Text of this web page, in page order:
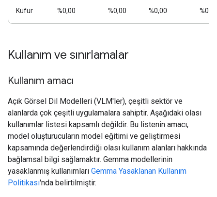
Küfür %0,00 %0,00 %0,00
Kullanım ve sınırlamalar
Kullanım amacı
Açık Görsel Dil Modelleri (VLM'ler), çeşitli sektör ve
alanlarda çok çeşitli uygulamalara sahiptir. Aşağıdaki olası
kullanımlar listesi kapsamlı değildir. Bu listenin amacı,
model oluşturucuların model eğitimi ve geliştirmesi
kapsamında değerlendirdiği olası kullanım alanları hakkında
bağlamsal bilgi sağlamaktır. Gemma modellerinin
yasaklanmış kullanımları Gemma Yasaklanan Kullanım
Politikası'nda belirtilmiştir.